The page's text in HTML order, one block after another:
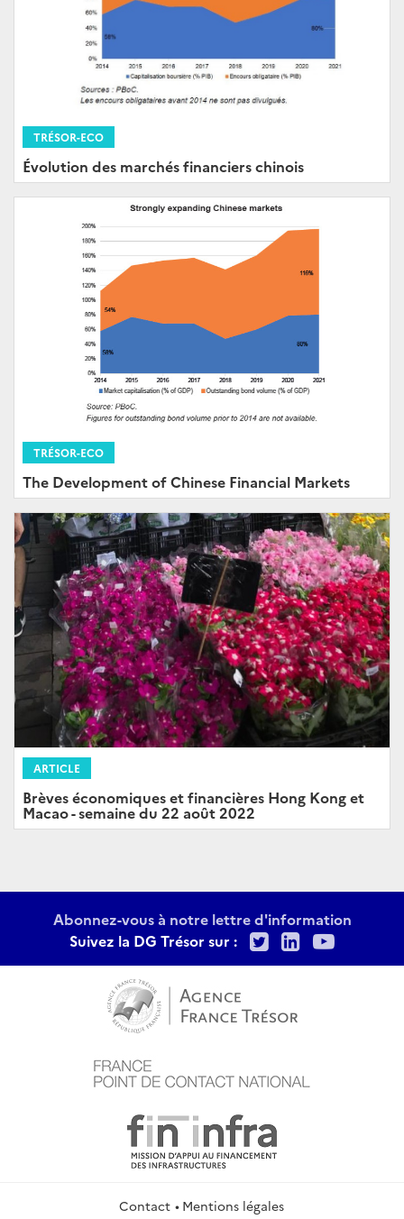
TRÉSOR-ECO
Évolution des marchés financiers chinois
TRÉSOR-ECO
The Development of Chinese Financial Markets
ARTICLE
Brèves économiques et financières Hong Kong et
Macao - semaine du 22 août 2022
Abonnez-vous à notre lettre d'information
Suivez la DG Trésor sur :
TwitterLinkedIn
Contact
Mentions légales